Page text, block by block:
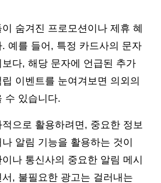
숨겨진 프로모션이나 제휴 혜
예를 들어, 특정 카드사의 문자
다, 해당 문자에 언급된 추가
이벤트를 눈여겨보면 의외의
수 있습니다.
으로 활용하려면, 중요한 정보
알림 기능을 활용하는 것이
나 통신사의 중요한 알림 메시
, 불필요한 광고는 걸러내는